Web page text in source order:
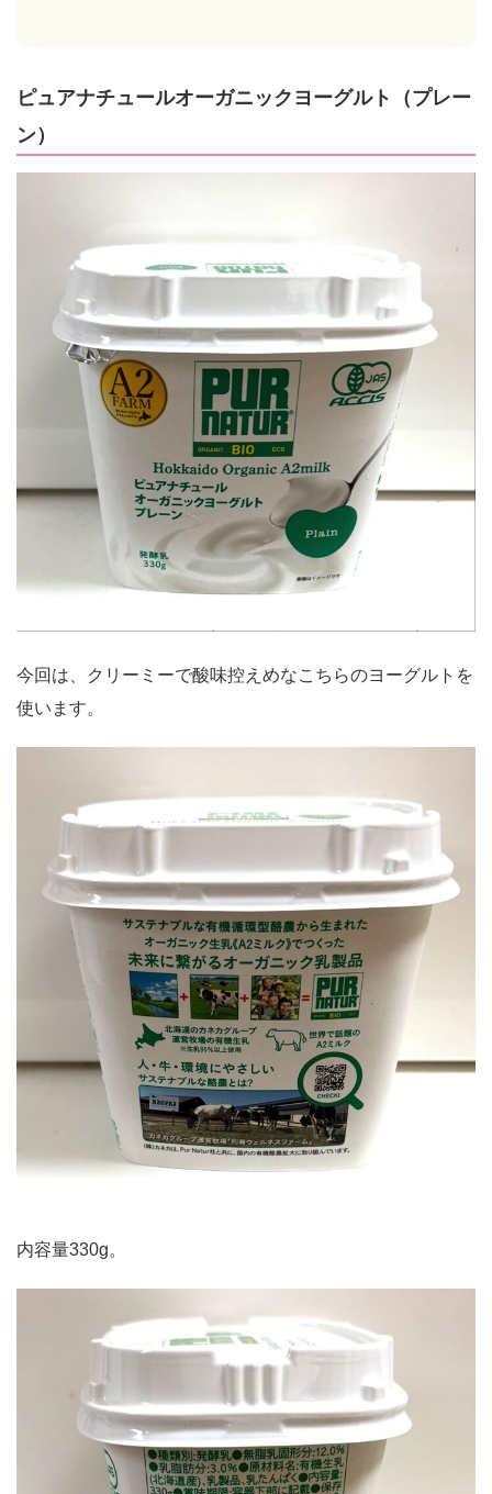
ピュアナチュールオーガニックヨーグルト（プレー
ン）
今回は、クリーミーで酸味控えめなこちらのヨーグルトを
使います。
内容量330g。